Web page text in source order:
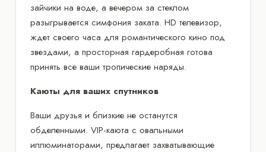
зайчики на воде, а вечером за стеклом
разыгрывается симфония заката. HD телевизор,
ждет своего часа для романтического кино под
звездами, а просторная гардеробная готова
принять все ваши тропические наряды.
Каюты для ваших спутников
Ваши друзья и близкие не останутся
обделенными. VIP-каюта с овальными
иллюминаторами, предлагает захватывающие